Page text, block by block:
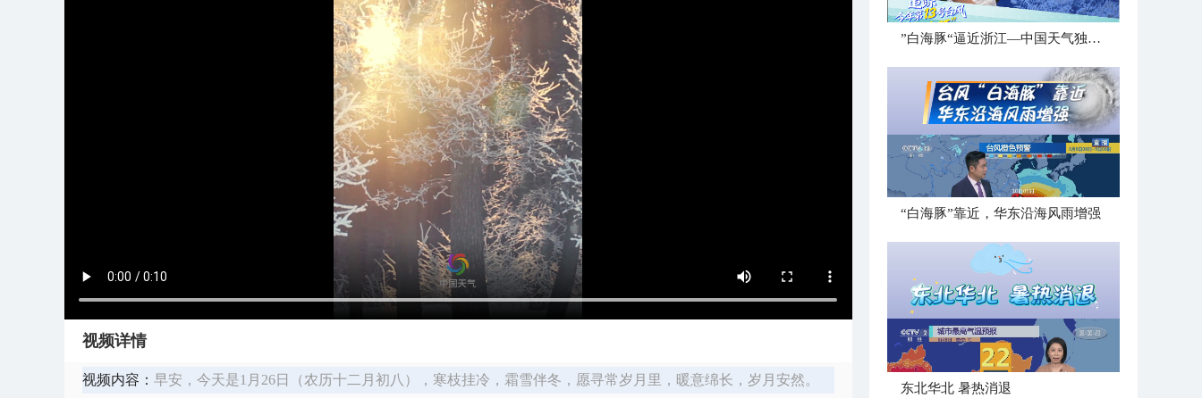
视频详情
视频内容： 早安，今天是1月26日（农历十二月初八），寒枝挂冷，霜雪伴冬，愿寻常岁月里，暖意绵长，岁月安然。
”白海豚“逼近浙江—中国天气独家解读
“白海豚”靠近，华东沿海风雨增强
​东北华北 暑热消退